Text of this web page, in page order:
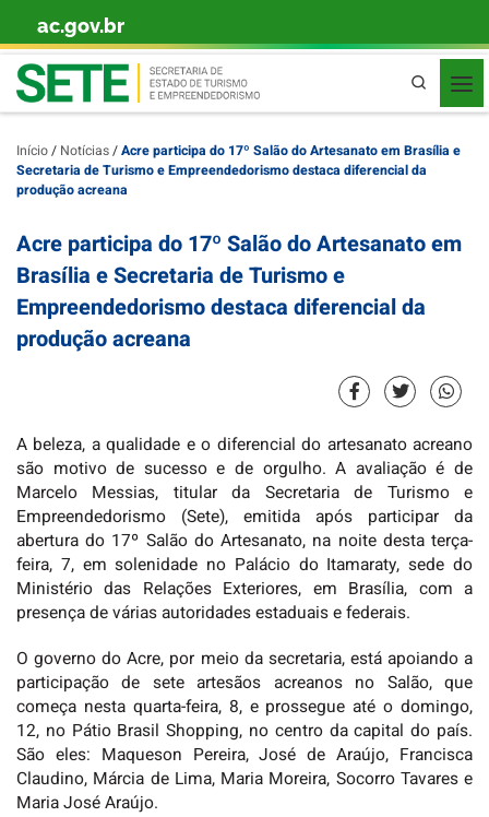
Skip to content
ac.gov.br
Pesquisa
Início/ Notícias/Acre participa do 17º Salão do Artesanato em Brasília e
Secretaria de Turismo e Empreendedorismo destaca diferencial da
produção acreana
Acre participa do 17º Salão do Artesanato em
Brasília e Secretaria de Turismo e
Empreendedorismo destaca diferencial da
produção acreana
A beleza, a qualidade e o diferencial do artesanato acreano
são motivo de sucesso e de orgulho. A avaliação é de
Marcelo Messias, titular da Secretaria de Turismo e
Empreendedorismo (Sete), emitida após participar da
abertura do 17º Salão do Artesanato, na noite desta terça-
feira, 7, em solenidade no Palácio do Itamaraty, sede do
Ministério das Relações Exteriores, em Brasília, com a
presença de várias autoridades estaduais e federais.
O governo do Acre, por meio da secretaria, está apoiando a
participação de sete artesãos acreanos no Salão, que
começa nesta quarta-feira, 8, e prossegue até o domingo,
12, no Pátio Brasil Shopping, no centro da capital do país.
São eles: Maqueson Pereira, José de Araújo, Francisca
Claudino, Márcia de Lima, Maria Moreira, Socorro Tavares e
Maria José Araújo.